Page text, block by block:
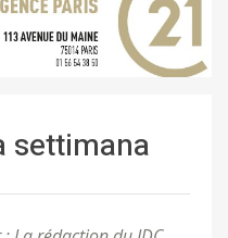
settimana